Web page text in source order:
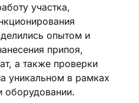
участка,
опытом и
припоя,
а также проверки
уникальном в рамках
оборудовании.